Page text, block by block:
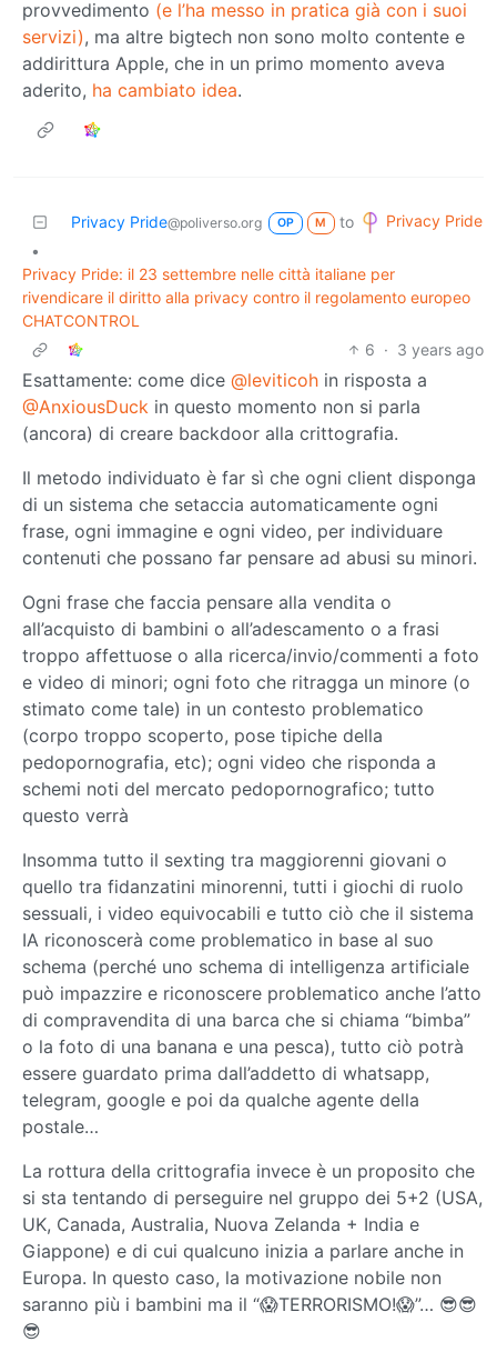
provvedimento (e l’ha messo in pratica già con i suoi
servizi), ma altre bigtech non sono molto contente e
addirittura Apple, che in un primo momento aveva
aderito, ha cambiato idea.
Privacy Pride@poliverso.org OP M to
Privacy Pride
•
Privacy Pride: il 23 settembre nelle città italiane per
rivendicare il diritto alla privacy contro il regolamento europeo
CHATCONTROL
6 · 3 years ago
Esattamente: come dice @leviticoh in risposta a
@AnxiousDuck in questo momento non si parla
(ancora) di creare backdoor alla crittografia.
Il metodo individuato è far sì che ogni client disponga
di un sistema che setaccia automaticamente ogni
frase, ogni immagine e ogni video, per individuare
contenuti che possano far pensare ad abusi su minori.
Ogni frase che faccia pensare alla vendita o
all’acquisto di bambini o all’adescamento o a frasi
troppo affettuose o alla ricerca/invio/commenti a foto
e video di minori; ogni foto che ritragga un minore (o
stimato come tale) in un contesto problematico
(corpo troppo scoperto, pose tipiche della
pedopornografia, etc); ogni video che risponda a
schemi noti del mercato pedopornografico; tutto
questo verrà
Insomma tutto il sexting tra maggiorenni giovani o
quello tra fidanzatini minorenni, tutti i giochi di ruolo
sessuali, i video equivocabili e tutto ciò che il sistema
IA riconoscerà come problematico in base al suo
schema (perché uno schema di intelligenza artificiale
può impazzire e riconoscere problematico anche l’atto
di compravendita di una barca che si chiama “bimba”
o la foto di una banana e una pesca), tutto ciò potrà
essere guardato prima dall’addetto di whatsapp,
telegram, google e poi da qualche agente della
postale…
La rottura della crittografia invece è un proposito che
si sta tentando di perseguire nel gruppo dei 5+2 (USA,
UK, Canada, Australia, Nuova Zelanda + India e
Giappone) e di cui qualcuno inizia a parlare anche in
Europa. In questo caso, la motivazione nobile non
saranno più i bambini ma il “😱TERRORISMO!😱”… 😎😎
😎